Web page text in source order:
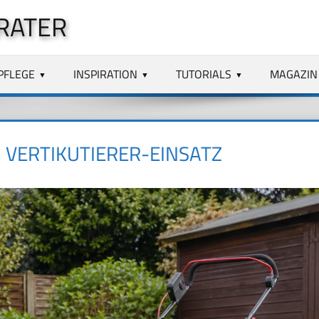
INSPIRATION TUTORIALS MAGAZIN
EINSATZ